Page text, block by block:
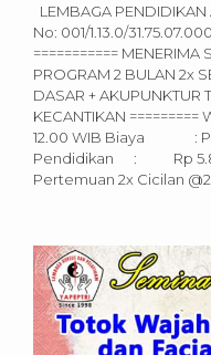
LEMBAGA PENDIDIKAN
No: 001/1.13.0/
===========
PROGRAM 2 BULAN 2x
DASAR + AKUPUNKTUR
KECANTIKAN
12.00 WIB Biaya :
Pendidikan : Rp
Pertemuan 2x Cicilan